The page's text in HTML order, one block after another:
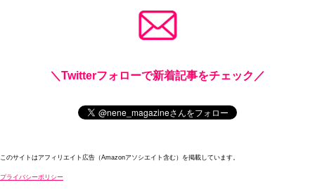
＼Twitterフォローで新着記事をチェック／
このサイトはアフィリエイト広告（Amazonアソシエイト含む）を掲載しています。
プライバシーポリシー